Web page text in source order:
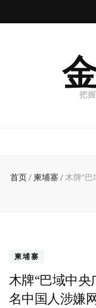
把
首页/ 柬埔寨 /木牌“巴
柬埔寨
木牌“巴域中央
名中国人涉嫌